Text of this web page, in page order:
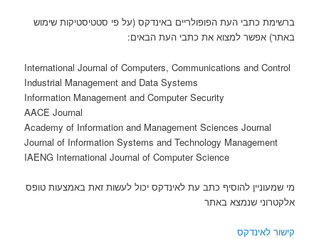
ברשימת כתבי העת הפופולריים באינדקס (על פי סטטיסטיקות שימוש
באתר) אפשר למצוא את כתבי העת הבאים:
International Journal of Computers, Communications and Control
Industrial Management and Data Systems
Information Management and Computer Security
AACE Journal
Academy of Information and Management Sciences Journal
Journal of Information Systems and Technology Management
IAENG International Journal of Computer Science
מי שמעוניין להוסיף כתב עת לאינדקס יכול לעשות זאת באמצעות טופס
אלקטרוני שנמצא באתר
קישור לאינדקס